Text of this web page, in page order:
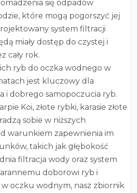
się odpadów
które mogą pogorszyć jej
system filtracji
miały dostęp do czystej i
cały rok.
ryb do oczka wodnego w
jest kluczowy dla
i dobrego samopoczucia ryb.
Koi, złote rybki, karasie złote
sobie w niższych
warunkiem zapewnienia im
takich jak głębokość
filtracja wody oraz system
doborowi ryb i
w oczku wodnym, nasz zbiornik